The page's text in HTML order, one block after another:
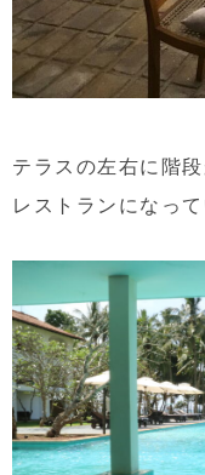
テラスの左右に階
レストランになって